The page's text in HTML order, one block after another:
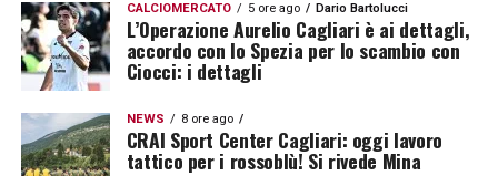
CALCIOMERCATO 5 ore ago Dario Bartolucci
L’Operazione Aurelio Cagliari è ai dettagli,
accordo con lo Spezia per lo scambio con
Ciocci: i dettagli
NEWS 8 ore ago
CRAI Sport Center Cagliari: oggi lavoro
tattico per i rossoblù! Si rivede Mina